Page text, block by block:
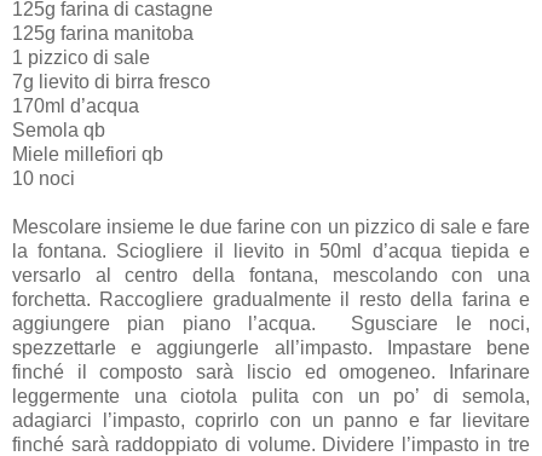
125g farina di castagne
125g farina manitoba
1 pizzico di sale
7g lievito di birra fresco
170ml d’acqua
Semola qb
Miele millefiori qb
10 noci
Mescolare insieme le due farine con un pizzico di sale e fare
la fontana. Sciogliere il lievito in 50ml d’acqua tiepida e
versarlo al centro della fontana, mescolando con una
forchetta. Raccogliere gradualmente il resto della farina e
aggiungere pian piano l’acqua. Sgusciare le noci,
spezzettarle e aggiungerle all’impasto. Impastare bene
finché il composto sarà liscio ed omogeneo. Infarinare
leggermente una ciotola pulita con un po’ di semola,
adagiarci l’impasto, coprirlo con un panno e far lievitare
finché sarà raddoppiato di volume. Dividere l’impasto in tre